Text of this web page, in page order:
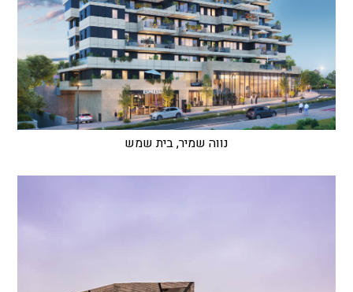
נווה שמיר, בית שמש